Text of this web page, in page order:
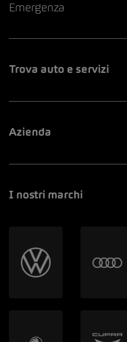
Emergenza
Trova auto e servizi
Azienda
I nostri marchi